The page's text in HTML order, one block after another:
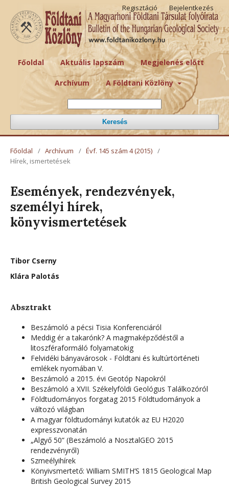
Főoldal Aktuális lapszám Megjelenés előtt
Archívum A Földtani Közlöny
Keresés
Regisztáció Bejelentkezés
Főoldal / Archívum / Évf. 145 szám 4 (2015) /
Hírek, ismertetések
Események, rendezvények,
személyi hírek,
könyvismertetések
Tibor Cserny
Klára Palotás
Absztrakt
Beszámoló a pécsi Tisia Konferenciáról
Meddig ér a takarónk? A magmaképződéstől a
litoszféraformáló folyamatokig
Felvidéki bányavárosok - Földtani és kultúrtörténeti
emlékek nyomában V.
Beszámoló a 2015. évi Geotóp Napokról
Beszámoló a XVII. Székelyföldi Geológus Találkozóról
Földtudományos forgatag 2015 Földtudományok a
változó világban
A magyar földtudományi kutatók az EU H2020
expresszvonatán
„Algyő 50” (Beszámoló a NosztalGEO 2015
rendezvényről)
Szmeélyihírek
Könyivsmertető: William SMITH’S 1815 Geological Map
British Geological Survey 2015